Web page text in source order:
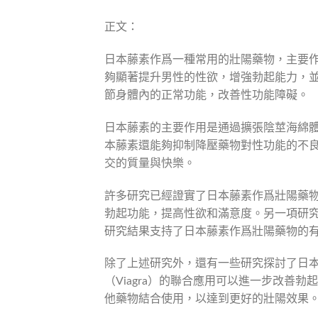
正文：
日本藤素作爲一種常用的壯陽藥物，主要
夠顯著提升男性的性欲，增強勃起能力，
節身體內的正常功能，改善性功能障礙。
日本藤素的主要作用是通過擴張陰莖海綿
本藤素還能夠抑制降壓藥物對性功能的不
交的質量與快樂。
許多研究已經證實了日本藤素作爲壯陽藥
勃起功能，提高性欲和滿意度。另一項研
研究結果支持了日本藤素作爲壯陽藥物的
除了上述研究外，還有一些研究探討了日
（Viagra）的聯合應用可以進一步改善勃
他藥物結合使用，以達到更好的壯陽效果